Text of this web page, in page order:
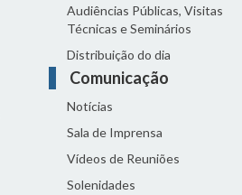
Audiências Públicas, Visitas
Técnicas e Seminários
Distribuição do dia
Comunicação
Notícias
Sala de Imprensa
Vídeos de Reuniões
Solenidades